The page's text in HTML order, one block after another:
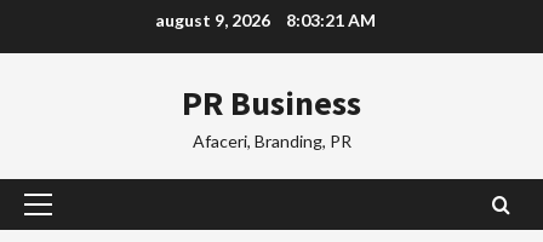
august 9, 2026 8:03:22 AM
PR Business
Afaceri, Branding, PR
Primary